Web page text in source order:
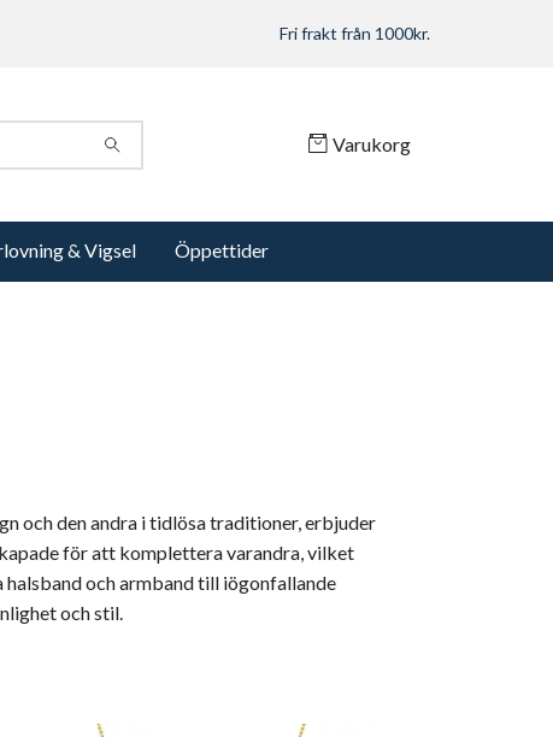
Fri frakt från 1000kr.
Varukorg
& Vigsel Öppettider
och den andra i tidlösa traditioner, erbjuder
för att komplettera varandra, vilket
och armband till iögonfallande
och stil.